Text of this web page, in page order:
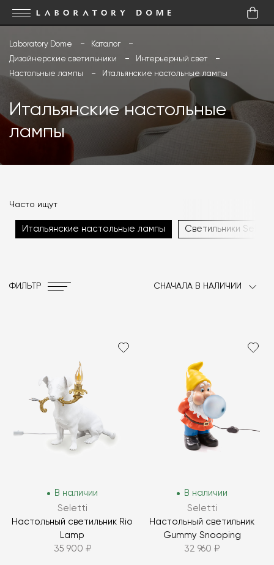
Laboratory Dome
Каталог
Дизайнерские светильники
Интерьерный свет
Настольные лампы
Итальянские настольные лампы
Итальянские настольные
лампы
Часто ищут
Светильники Seletti
Итальянские настольные лампы
ФИЛЬТР СНАЧАЛА В НАЛИЧИИ
В наличии
Seletti
Настольный светильник Rio
Lamp
35 900 ₽
В наличии
Seletti
Настольный светильник
Gummy Snooping
32 960 ₽